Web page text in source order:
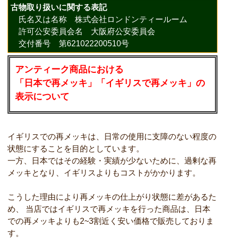
古物取り扱いに関する表記
氏名又は名称 株式会社ロンドンティールーム
許可公安委員会名 大阪府公安委員会
交付番号 第621022200510号
アンティーク商品における
「日本で再メッキ」「イギリスで再メッキ」の
表示について
イギリスでの再メッキは、日常の使用に支障のない程度の
状態にすることを目的としています。
一方、日本ではその経験・実績が少ないために、過剰な再
メッキとなり、イギリスよりもコストがかかります。
こうした理由により再メッキの仕上がり状態に差があるた
め、 当店ではイギリスで再メッキを行った商品は、日本
での再メッキよりも2~3割近く安い価格で販売しておりま
す。